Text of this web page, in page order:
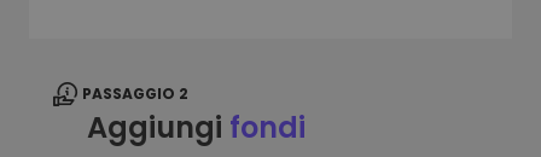
PASSAGGIO 2
Aggiungi fondi